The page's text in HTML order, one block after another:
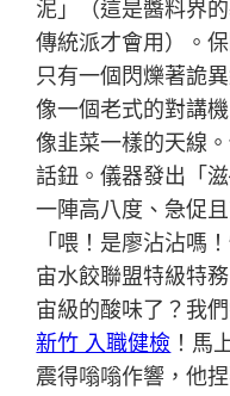
泥」（這是醬料界
傳統派才會用）。
只有一個閃爍著詭
像一個老式的對講
像韭菜一樣的天線
話鈕。儀器發出「
一陣高八度、急促
「喂！是廖沾沾嗎
宙水餃聯盟特級特
宙級的酸味了？我
新竹 入職健檢 ！馬
震得嗡嗡作響，他